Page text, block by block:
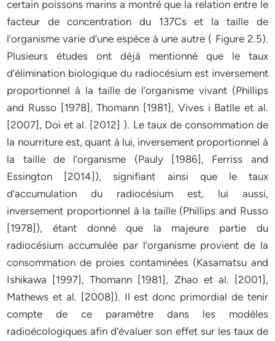
certain poissons marins a montré que la relation entre le
facteur de concentration du 137Cs et la taille de
l’organisme varie d’une espèce à une autre ( Figure 2.5).
Plusieurs études ont déjà mentionné que le taux
d’élimination biologique du radiocésium est inversement
proportionnel à la taille de l’organisme vivant (Phillips
and Russo [1978], Thomann [1981], Vives i Batlle et al.
[2007], Doi et al. [2012] ). Le taux de consommation de
la nourriture est, quant à lui, inversement proportionnel à
la taille de l’organisme (Pauly [1986], Ferriss and
Essington [2014]), signifiant ainsi que le taux
d’accumulation du radiocésium est, lui aussi,
inversement proportionnel à la taille (Phillips and Russo
[1978]), étant donné que la majeure partie du
radiocésium accumulée par l’organisme provient de la
consommation de proies contaminées (Kasamatsu and
Ishikawa [1997], Thomann [1981], Zhao et al. [2001],
Mathews et al. [2008]). Il est donc primordial de tenir
compte de ce paramètre dans les modèles
radioécologiques afin d’évaluer son effet sur les taux de